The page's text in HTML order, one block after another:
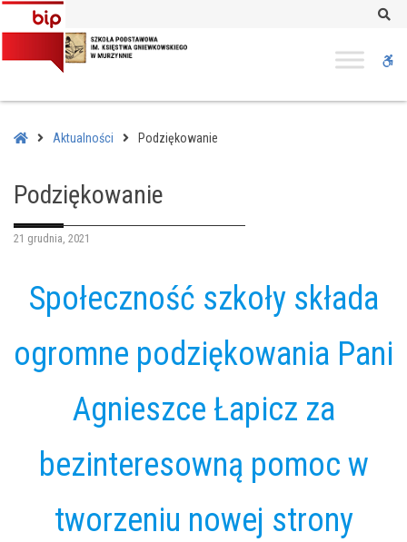
–
Podziękowanie
HomeAktualności Podziękowanie
Podziękowanie
21 grudnia, 2021
Społeczność szkoły składa
ogromne podziękowania Pani
Agnieszce Łapicz za
bezinteresowną pomoc w
tworzeniu nowej strony